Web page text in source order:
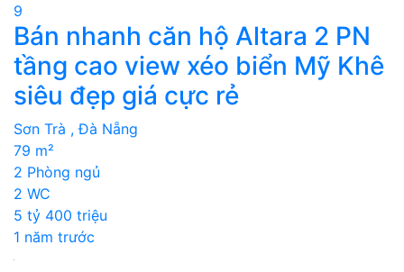
9
Bán nhanh căn hộ Altara 2 PN
tầng cao view xéo biển Mỹ Khê
siêu đẹp giá cực rẻ
Sơn Trà , Đà Nẵng
79 m²
2 Phòng ngủ
2 WC
5 tỷ 400 triệu
1 năm trước